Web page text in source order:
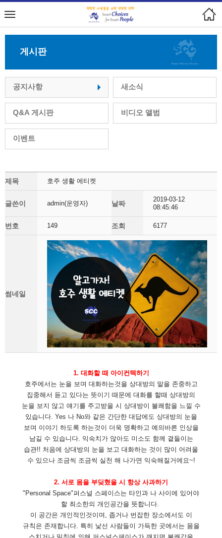
게시판
공지사항 새소식
Q&A 게시판 비디오 앨범
이벤트
제목 호주 생활 에티켓
글쓴이 admin(운영자) 날짜
2019-03-12
08:45:46
번호 149 조회 6177
썸네일
1. 대화할 때 아이컨텍하기
호주에서는 눈을 보며 대화하는것을 상대방의 말을 존중하고
집중해서 듣고 있다는 뜻이기 때문에 대화를 할때 상대방의
눈을 보지 않고 얘기를 주고받을 시 상대방이 불쾌함을 느낄 수
있습니다. Yes 나 No와 같은 간단한 대답에도 상대방의 눈을
보며 이야기 하도록 하는것이 더욱 명확하고 예의바른 인상을
남길 수 있습니다. 익숙치가 않아도 미소도 함께 곁들이는
습관!! 처음에 상대방의 눈을 보고 대화하는 것이 많이 어려울
수 있으나 조금씩 조금씩 실천 해 나가면 익숙해질거에요~!
2. 서로 몸을 부딪혔을 시 항상 사과하기
"Personal Space"퍼스널 스페이스는 타인과 나 사이에 있어야
할 최소한의 개인공간을 뜻합니다.
이 공간은 개인적인것이며, 좁거나 번잡한 장소에서도 이
규칙은 존재합니다. 특히 낯선 사람들이 가득한 곳에서는 몸을